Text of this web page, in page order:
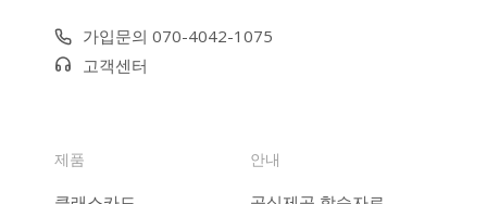
가입문의 070-4042-1075
고객센터
제품 안내